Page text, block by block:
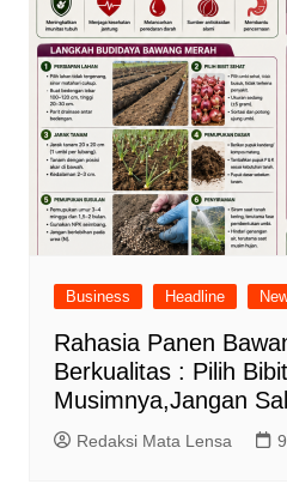
Business Headline
Rahasia Panen
Berkualitas : Pilih
Musimnya,Jangan
Redaksi Mata Lensa